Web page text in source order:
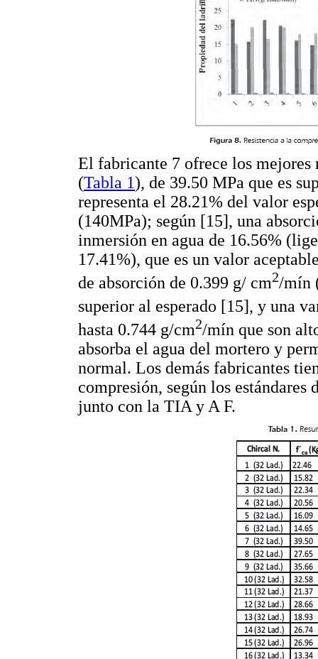
El fabricante 7 ofrece los mejores
(Tabla 1), de 39.50 MPa que es
representa el 28.21% del valor
(140MPa); según [15], una
inmersión en agua de 16.56%
17.41%), que es un valor
de absorción de 0.399 g/ cm2/mín
superior al esperado [15], y una
hasta 0.744 g/cm2/mín que son
absorba el agua del mortero y
normal. Los demás fabricantes
compresión, según los
junto con la TIA y A F.